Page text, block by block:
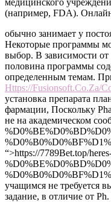
(например, FDA).
обычно занимает у
Некоторые программы
выбор. В зависимости
половина программы
определенным темам.
Https://Fusionsoft.Co.Za/
установка препарата
фармации, Поскольку
не на академическом
“>https://7789Bet.top/
учащимся не требуется
задание, в отличие от Ph.